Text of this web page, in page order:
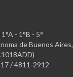
- 1°B - 5°
de Buenos Aires,
/ 4811-2912